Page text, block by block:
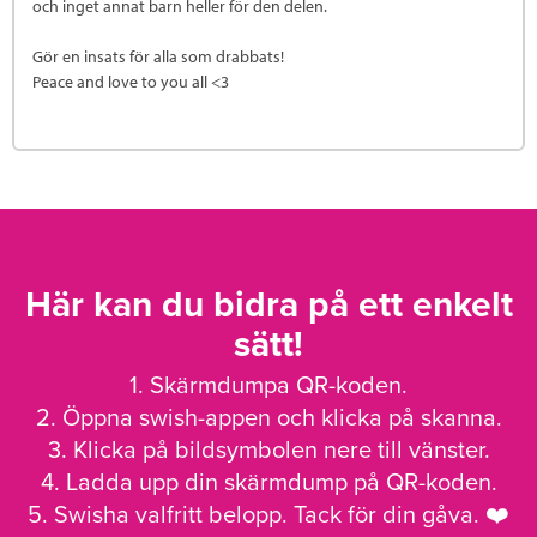
och inget annat barn heller för den delen.
Gör en insats för alla som drabbats!
Peace and love to you all <3
Här kan du bidra på ett enkelt
sätt!
1. Skärmdumpa QR-koden.
2. Öppna swish-appen och klicka på skanna.
3. Klicka på bildsymbolen nere till vänster.
4. Ladda upp din skärmdump på QR-koden.
5. Swisha valfritt belopp. Tack för din gåva. ❤️